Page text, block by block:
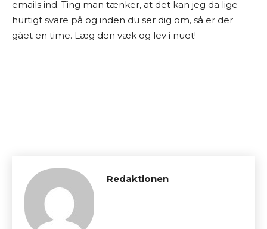
emails ind. Ting man tænker, at det kan jeg da lige
hurtigt svare på og inden du ser dig om, så er der
gået en time. Læg den væk og lev i nuet!
Redaktionen